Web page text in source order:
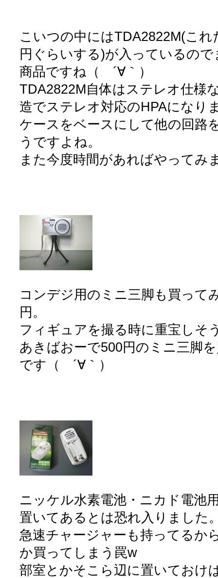
こいつの中にはTDA2822M(こ
円ぐらいする)が入っているの
商品ですね（ ´∀｀）
TDA2822M自体はステレオ仕様
造でステレオ対応のHPAになり
ケースをベースにして他の回路
うですよね。
また今度時間があればやってみ
コンデジ用のミニ三脚も買って
円。
フィギュアを撮る時に重宝しそ
あきばおーで500円のミニ三脚
です（ ´∀｀）
ニッケル水素電池・ニカド電池
置いてあるとは恐れ入りました
急速チャージャーも持ってるか
か買ってしまう罠w
部室とかそこら辺に置いておけ